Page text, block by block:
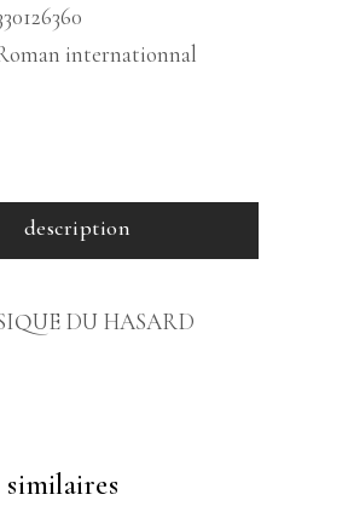
internationnal
description
DU HASARD